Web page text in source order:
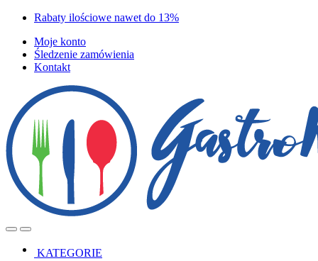
Skip
navigation
Skip
content
Rabaty ilościowe nawet do 13%
Moje konto
Śledzenie zamówienia
Kontakt
OpenClose
KATEGORIE